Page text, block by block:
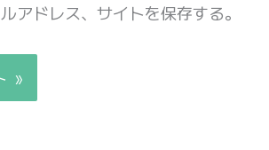
アドレス、サイトを保存する。